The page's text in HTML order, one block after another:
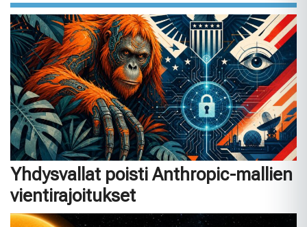
Yhdysvallat poisti Anthropic-mallien
vientirajoitukset